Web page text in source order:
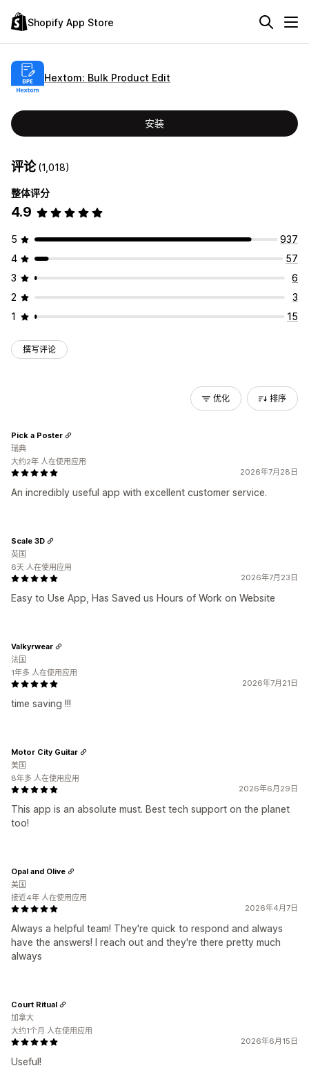
Shopify App Store
Hextom: Bulk Product Edit
安装
评论(1,018)
整体评分
4.9
5
937
4
57
3
6
2
3
1
15
撰写评论
优化 排序
2026年7月28日
An incredibly useful app with excellent customer service.
Pick a Poster
瑞典
大约2年 人在使用应用
2026年7月23日
Easy to Use App, Has Saved us Hours of Work on Website
Scale 3D
英国
6天 人在使用应用
2026年7月21日
time saving !!!
Valkyrwear
法国
1年多 人在使用应用
2026年6月29日
This app is an absolute must. Best tech support on the planet
too!
Motor City Guitar
美国
8年多 人在使用应用
2026年4月7日
Always a helpful team! They're quick to respond and always
have the answers! I reach out and they're there pretty much
always
Opal and Olive
美国
接近4年 人在使用应用
2026年6月15日
Useful!
Court Ritual
加拿大
大约1个月 人在使用应用